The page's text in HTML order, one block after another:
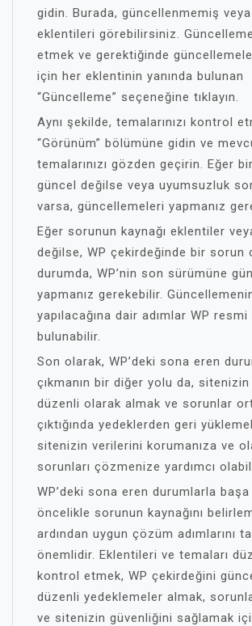
gidin. Burada, güncellenmemiş
eklentileri görebilirsiniz.
etmek ve gerektiğinde
için her eklentinin yanında bulunan
“Güncelleme” seçeneğine tıklayın.
Aynı şekilde, temalarınızı kontrol
“Görünüm” bölümüne gidin ve
temalarınızı gözden geçirin. Eğer
güncel değilse veya uyumsuzluk
varsa, güncellemeleri yapmanız
Eğer sorunun kaynağı eklentiler
değilse, WP çekirdeğinde bir sorun
durumda, WP’nin son sürümüne
yapmanız gerekebilir.
yapılacağına dair adımlar WP
bulunabilir.
Son olarak, WP’deki sona eren
çıkmanın bir diğer yolu da,
düzenli olarak almak ve sorunlar
çıktığında yedeklerden geri
sitenizin verilerini korumanıza ve
sorunları çözmenize yardımcı
WP’deki sona eren durumlarla başa
öncelikle sorunun kaynağını
ardından uygun çözüm adımlarını
önemlidir. Eklentileri ve temaları
kontrol etmek, WP çekirdeğini
düzenli yedeklemeler almak,
ve sitenizin güvenliğini sağlamak